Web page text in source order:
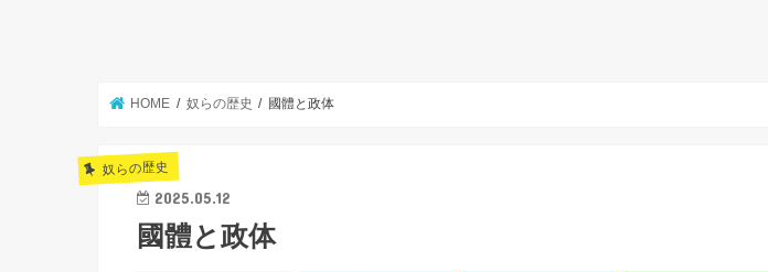
HOME 奴らの歴史 國體と政体
奴らの歴史
2025.05.12
國體と政体